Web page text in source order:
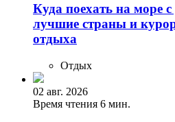
Куда поехать на море
лучшие страны и
отдыха
Отдых
02 авг. 2026
Время чтения 6 мин.